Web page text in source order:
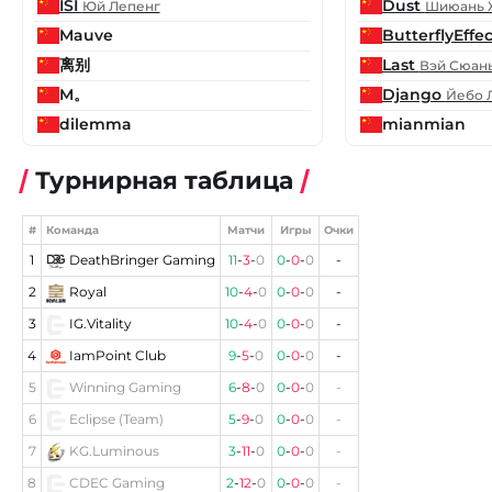
ISI Юй Лепенг
Mauve
离别
M。
dilemma
Dust Шиюань
Last Вэй
Django Йебо
mianmian
Турнирная таблица
# Команда Матчи Игры Очки
1 DeathBringer Gaming 11-3-0 0-0-0
-
2
Royal 10-4-0 0-0-0
-
3
IG.Vitality 10-4-0 0-0-0
-
4
IamPoint Club 9-5-0 0-0-0
-
5
Winning Gaming 6-8-0 0-0-0
-
6
Eclipse (Team) 5-9-0 0-0-0
-
7
KG.Luminous 3-11-0 0-0-0
-
8
CDEC Gaming 2-12-0 0-0-0 -